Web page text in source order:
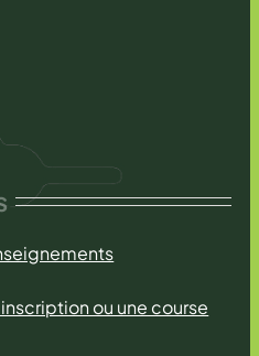
ou une course